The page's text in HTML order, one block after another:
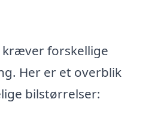
kræver forskellige
Her er et overblik
bilstørrelser: